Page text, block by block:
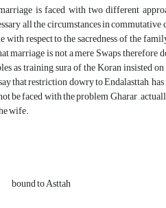
is faced with two different
all the circumstances in
with respect to the sacredness of the
marriage is not a mere Swaps therefore
as training sura of the Koran insisted
that restriction dowry to Endalasttah,
be faced with the problem Gharar ,
wife.
bound to Asttah